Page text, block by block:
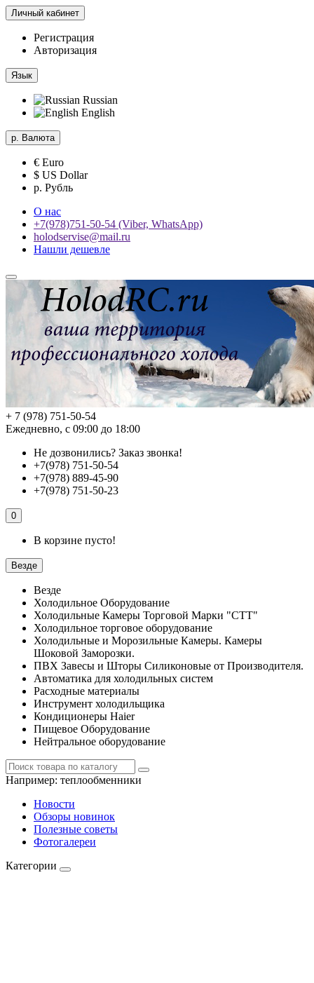
Личный кабинет
Регистрация
Авторизация
Язык
Russian
English
р. Валюта
€ Euro
$ US Dollar
р. Рубль
О нас
+7(978)751-50-54 (Viber, WhatsApp)
holodservise@mail.ru
Нашли дешевле
+ 7 (978) 751-50-54
Ежедневно, с 09:00 до 18:00
Не дозвонились? Заказ звонка!
+7(978) 751-50-54
+7(978) 889-45-90
+7(978) 751-50-23
0
В корзине пусто!
Везде
Везде
Холодильное Оборудование
Холодильные Камеры Торговой Марки "СТТ"
Холодильное торговое оборудование
Холодильные и Морозильные Камеры. Камеры
Шоковой Заморозки.
ПВХ Завесы и Шторы Силиконовые от Производителя.
Автоматика для холодильных систем
Расходные материалы
Инструмент холодильщика
Кондиционеры Haier
Пищевое Оборудование
Нейтральное оборудование
Например: теплообменники
Новости
Обзоры новинок
Полезные советы
Фотогалереи
Категории